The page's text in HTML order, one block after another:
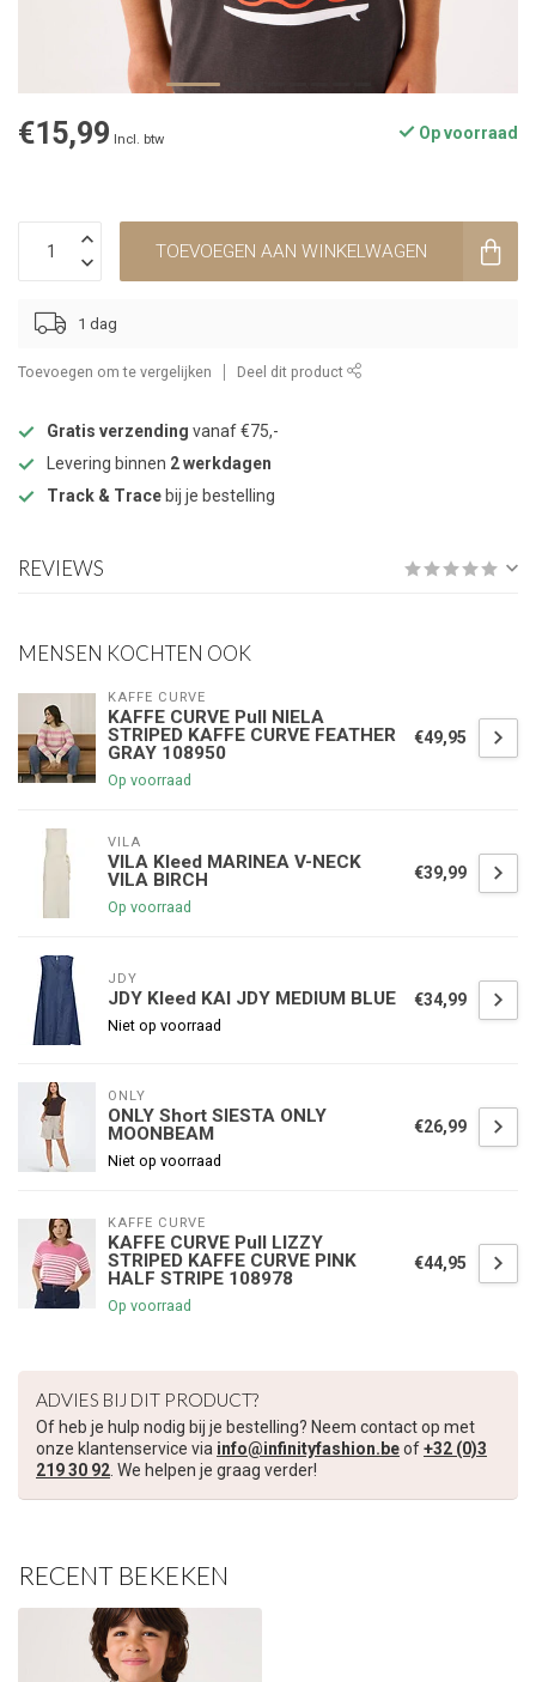
€15,99 Incl. btw Op voorraad
TOEVOEGEN AAN WINKELWAGEN
1 dag
Toevoegen om te vergelijken Deel dit product
Gratis verzending vanaf €75,-
Levering binnen 2 werkdagen
Track & Trace bij je bestelling
REVIEWS
MENSEN KOCHTEN OOK
KAFFE CURVE
KAFFE CURVE Pull NIELA
STRIPED KAFFE CURVE FEATHER
GRAY 108950
Op voorraad
€49,95
VILA
VILA Kleed MARINEA V-NECK
VILA BIRCH
Op voorraad
€39,99
JDY
JDY Kleed KAI JDY MEDIUM BLUE
Niet op voorraad
€34,99
ONLY
ONLY Short SIESTA ONLY
MOONBEAM
Niet op voorraad
€26,99
KAFFE CURVE
KAFFE CURVE Pull LIZZY
STRIPED KAFFE CURVE PINK
HALF STRIPE 108978
Op voorraad
€44,95
ADVIES BIJ DIT PRODUCT?
Of heb je hulp nodig bij je bestelling? Neem contact op met
onze klantenservice via info@infinityfashion.beof+32 (0)3
219 30 92. We helpen je graag verder!
RECENT BEKEKEN
Schrijf je in voor onze nieuwsbrief om op de hoogte te blijven
over onze nieuwe collectie, en ontvang5 euro kortingop je
volgende aankoop! 😀
Je korting is geldig bij een minimale bestelwaarde van €45,00